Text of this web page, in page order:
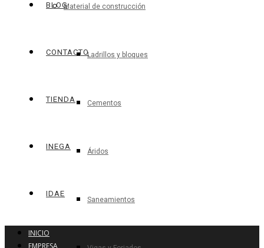
Material de construcción
Ladrillos y bloques
Cementos
Áridos
Saneamientos
BLOG
CONTACTO
TIENDA
INEGA
IDAE
INICIO
EMPRESA